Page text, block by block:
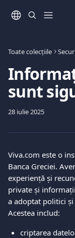
Toate colecțiile
sunt
28 iulie 2025
Viva.com este o
Banca Greciei.
experiență și
private și
a adoptat politici
Acestea includ:
criptarea